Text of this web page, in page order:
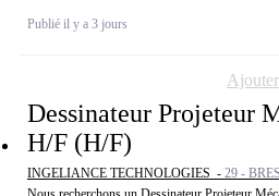
Publié il y a 3 jours
Dessinateur Projeteur
H/F (H/F)
INGELIANCE TECHNOLOGIES - 29 -